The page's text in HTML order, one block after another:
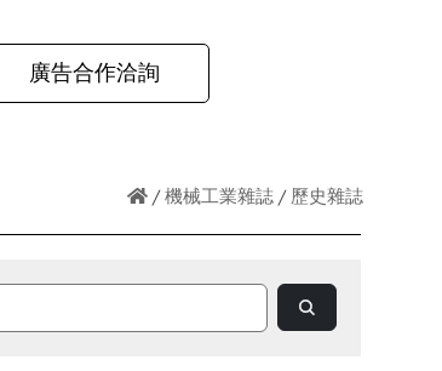
廣告合作洽詢
機械工業雜誌 歷史雜誌